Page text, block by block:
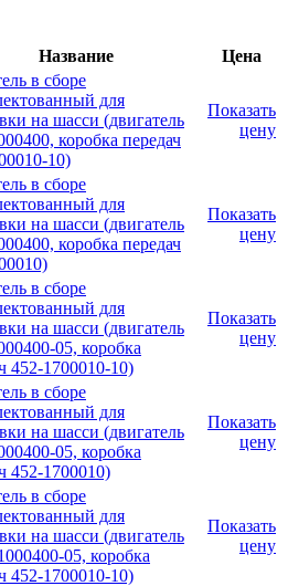
Название Цена
в сборе
для
на шасси (двигатель
коробка передач
10)
Показать
цену
в сборе
для
на шасси (двигатель
коробка передач
Показать
цену
в сборе
для
на шасси (двигатель
05, коробка
452-1700010-10)
Показать
цену
в сборе
для
на шасси (двигатель
05, коробка
452-1700010)
Показать
цену
в сборе
для
на шасси (двигатель
05, коробка
452-1700010-10)
Показать
цену